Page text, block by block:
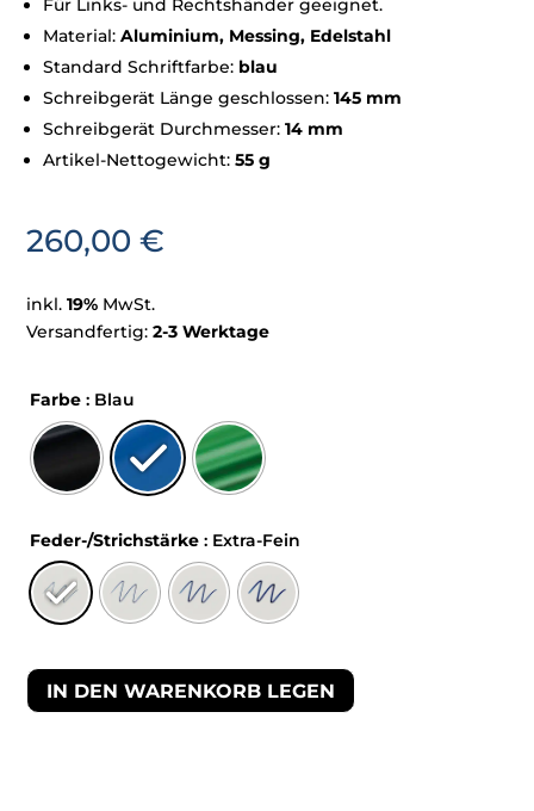
Für Links- und Rechtshänder geeignet.
Material:Aluminium, Messing, Edelstahl
Standard Schriftfarbe: blau
Schreibgerät Länge geschlossen:145 mm
Schreibgerät Durchmesser:14 mm
Artikel-Nettogewicht:55 g
260,00€
inkl.19% MwSt.
Versandfertig:2-3 Werktage
Farbe : Blau
Feder-/Strichstärke : Extra-Fein
IN DEN WARENKORB LEGEN